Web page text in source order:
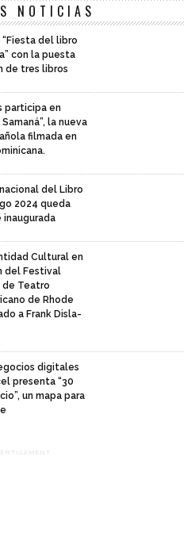
NOTICIAS
“Fiesta del libro
con la puesta
de tres libros
participa en
la nueva
filmada en
del Libro
2024 queda
Cultural en
del Festival
de Teatro
de Rhode
a Frank Disla-
digitales
presenta “30
un mapa para